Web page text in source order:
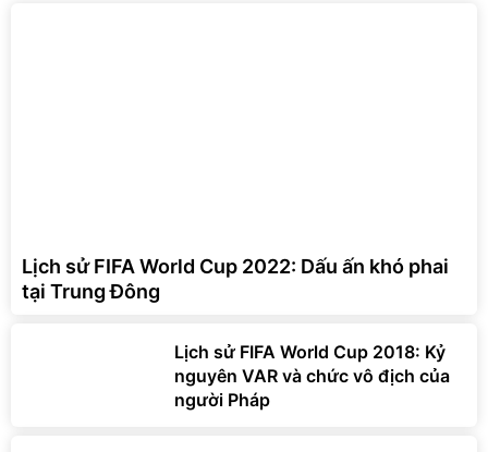
Lịch sử FIFA World Cup 2022: Dấu ấn khó phai
tại Trung Đông
Lịch sử FIFA World Cup 2018: Kỷ
nguyên VAR và chức vô địch của
người Pháp